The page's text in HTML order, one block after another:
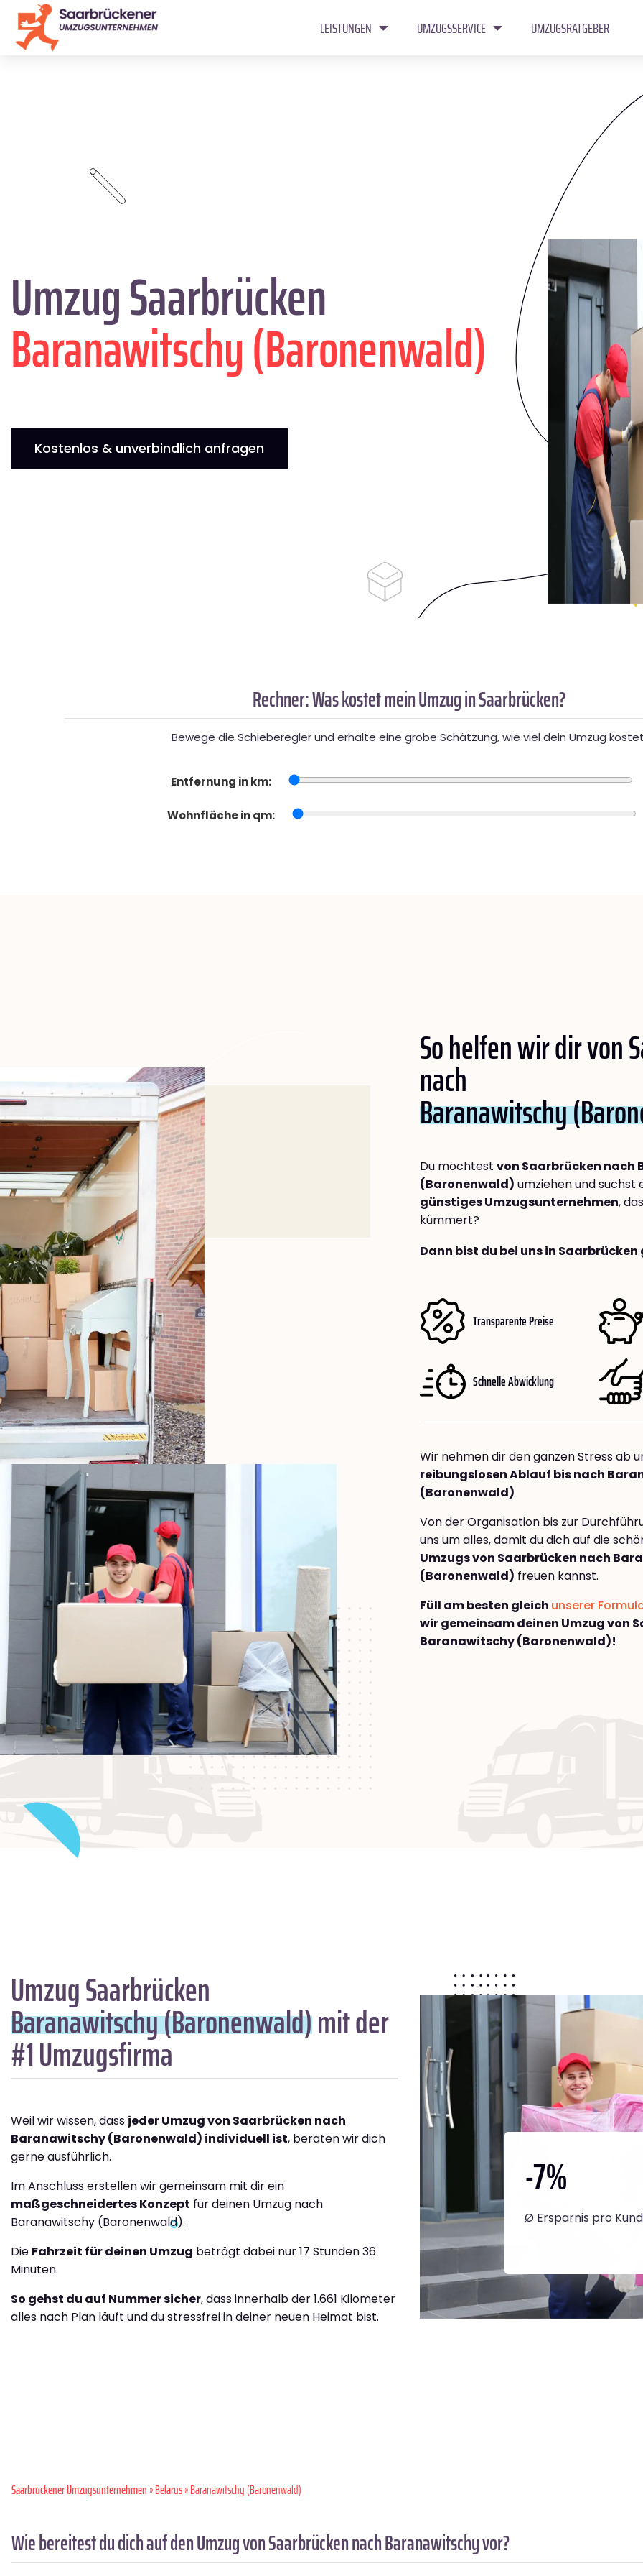
LEISTUNGEN UMZUGSSERVICE UMZUGSRATGEBER
Umzug Saarbrücken
Baranawitschy (Baronenwald)
Kostenlos & unverbindlich anfragen
Rechner: Was kostet mein Umzug in Saarbrücken?
Bewege die Schieberegler und erhalte eine grobe Schätzung, wie viel dein Umzug
Entfernung in km:
Wohnfläche in qm:
So helfen wir dir von
nach
Baranawitschy
Du möchtest von Saarbrücken nach
(Baronenwald) umziehen und suchst
günstiges Umzugsunternehmen,
kümmert?
Dann bist du bei uns in
Transparente Preise
Schnelle Abwicklung
Wir nehmen dir den ganzen Stress ab
reibungslosen Ablauf bis nach
(Baronenwald)
Von der Organisation bis zur
uns um alles, damit du dich auf die
Umzugs von Saarbrücken nach
(Baronenwald) freuen kannst.
Füll am besten gleich unserer
wir gemeinsam deinen Umzug von
Baranawitschy (Baronenwald)!
Umzug Saarbrücken
Baranawitschy (Baronenwald)mit der
#1 Umzugsfirma
Weil wir wissen, dass jeder Umzug von Saarbrücken nach
Baranawitschy (Baronenwald) individuell ist, beraten wir dich
gerne ausführlich.
Im Anschluss erstellen wir gemeinsam mit dir ein
maßgeschneidertes Konzept für deinen Umzug nach
Baranawitschy (Baronenwald).
Die Fahrzeit für deinen Umzug beträgt dabei nur 17 Stunden 36
Minuten.
So gehst du auf Nummer sicher, dass innerhalb der 1.661 Kilometer
alles nach Plan läuft und du stressfrei in deiner neuen Heimat bist.
-7%
Ø Ersparnis pro
Saarbrückener Umzugsunternehmen»Belarus» Baranawitschy (Baronenwald)
Wie bereitest du dich auf den Umzug von Saarbrücken nach Baranawitschy vor?